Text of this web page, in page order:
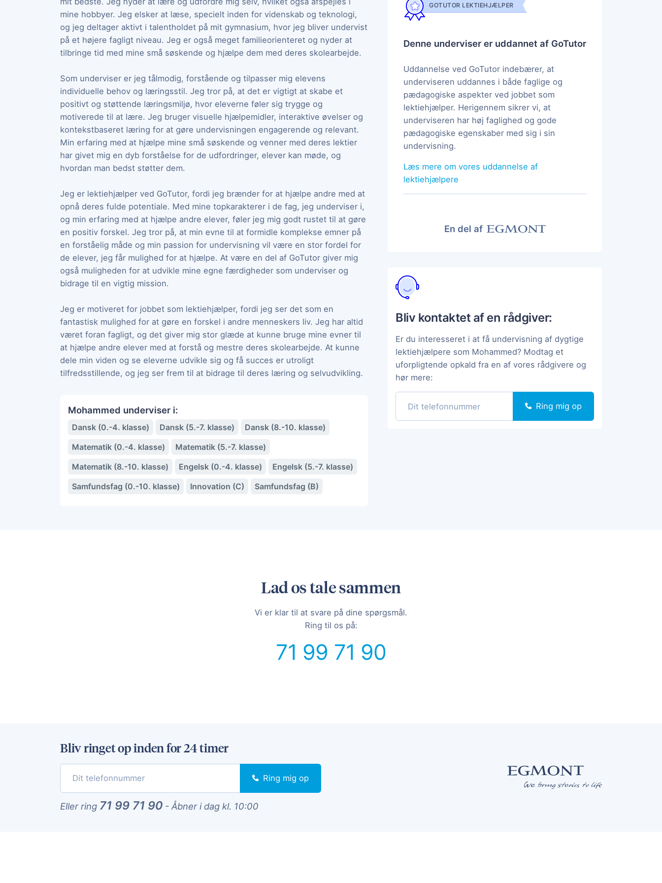
mine hobbyer. Jeg elsker at læse, specielt inden for videnskab og teknologi,
og jeg deltager aktivt i talentholdet på mit gymnasium, hvor jeg bliver undervist
på et højere fagligt niveau. Jeg er også meget familieorienteret og nyder at
tilbringe tid med mine små søskende og hjælpe dem med deres skolearbejde.
Som underviser er jeg tålmodig, forstående og tilpasser mig elevens
individuelle behov og læringsstil. Jeg tror på, at det er vigtigt at skabe et
positivt og støttende læringsmiljø, hvor eleverne føler sig trygge og
motiverede til at lære. Jeg bruger visuelle hjælpemidler, interaktive øvelser og
kontekstbaseret læring for at gøre undervisningen engagerende og relevant.
Min erfaring med at hjælpe mine små søskende og venner med deres lektier
har givet mig en dyb forståelse for de udfordringer, elever kan møde, og
hvordan man bedst støtter dem.
Jeg er lektiehjælper ved GoTutor, fordi jeg brænder for at hjælpe andre med at
opnå deres fulde potentiale. Med mine topkarakterer i de fag, jeg underviser i,
og min erfaring med at hjælpe andre elever, føler jeg mig godt rustet til at gøre
en positiv forskel. Jeg tror på, at min evne til at formidle komplekse emner på
en forståelig måde og min passion for undervisning vil være en stor fordel for
de elever, jeg får mulighed for at hjælpe. At være en del af GoTutor giver mig
også muligheden for at udvikle mine egne færdigheder som underviser og
bidrage til en vigtig mission.
Jeg er motiveret for jobbet som lektiehjælper, fordi jeg ser det som en
fantastisk mulighed for at gøre en forskel i andre menneskers liv. Jeg har altid
været foran fagligt, og det giver mig stor glæde at kunne bruge mine evner til
at hjælpe andre elever med at forstå og mestre deres skolearbejde. At kunne
dele min viden og se eleverne udvikle sig og få succes er utroligt
tilfredsstillende, og jeg ser frem til at bidrage til deres læring og selvudvikling.
Mohammed underviser i:
Dansk (0.-4. klasse) Dansk (5.-7. klasse)
Dansk (8.-10. klasse)
Matematik (0.-4. klasse)
Matematik (5.-7. klasse)
Matematik (8.-10. klasse)
Engelsk (0.-4. klasse)
Engelsk (5.-7. klasse)
Samfundsfag (0.-10. klasse)
Innovation (C) Samfundsfag (B)
GOTUTOR LEKTIEHJÆLPER
Denne underviser er uddannet af GoTutor
Uddannelse ved GoTutor indebærer, at
underviseren uddannes i både faglige og
pædagogiske aspekter ved jobbet som
lektiehjælper. Herigennem sikrer vi, at
underviseren har høj faglighed og gode
pædagogiske egenskaber med sig i sin
undervisning.
Læs mere om vores uddannelse af
lektiehjælpere
En del af
Bliv kontaktet af en rådgiver:
Er du interesseret i at få undervisning af dygtige
lektiehjælpere som Mohammed? Modtag et
uforpligtende opkald fra en af vores rådgivere og
hør mere:
Ring mig op
Lad os tale sammen
Vi er klar til at svare på dine spørgsmål.
Ring til os på:
71 99 71 90
Bliv ringet op inden for 24 timer
Ring mig op
Eller ring 71 99 71 90 - Åbner i dag kl. 10:00